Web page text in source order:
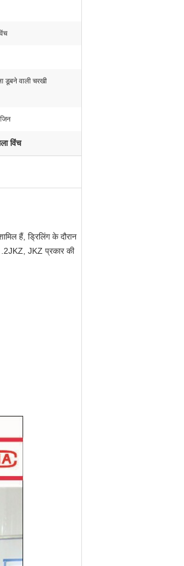
वाली चरखी
विंच
हैं, ड्रिलिंग के दौरान
.2JKZ, JKZ प्रकार की